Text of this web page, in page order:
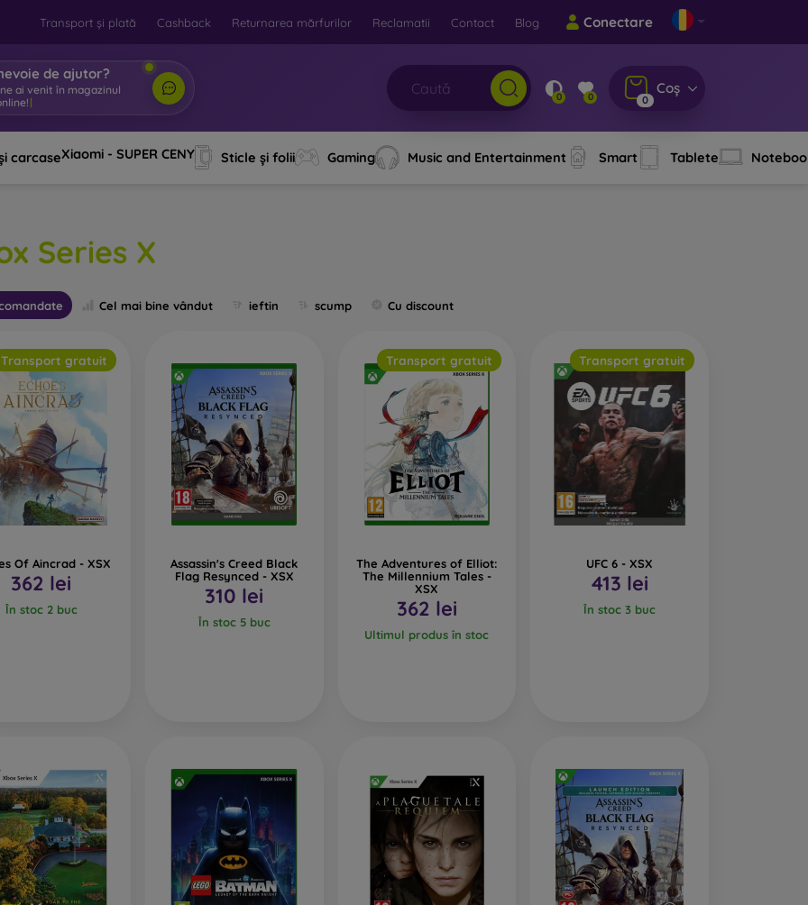
Transport și plată Cashback Returnarea mărfurilor Reclamatii Contact Blog Conectare
de ajutor?
ai venit în | 0 0 0
Coș
carcaseXiaomi - SUPER CENY Sticle și folii Gaming Music and Entertainment Smart Tablete
Series X
Cel mai bine vândut ieftin scump Cu discount
Transport gratuit
Of Aincrad - XSX
362 lei
În stoc 2 buc
Assassin's Creed Black
Flag Resynced - XSX
310 lei
În stoc 5 buc
Transport gratuit
The Adventures of Elliot:
The Millennium Tales -
XSX
362 lei
Ultimul produs în stoc
Transport gratuit
UFC 6 - XSX
413 lei
În stoc 3 buc